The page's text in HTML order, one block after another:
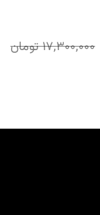
17,300,000تومان